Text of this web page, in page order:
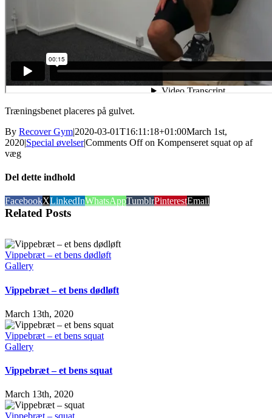
Træningsbenet placeres på gulvet.
By Recover Gym|2020-03-01T16:11:18+01:00March 1st,
2020|Special øvelser|Comments Offon Kompenseret squat op af
væg
Del dette indhold
FacebookXLinkedInWhatsAppTumblrPinterestEmail
Related Posts
Vippebræt – et bens dødløft
Gallery
Vippebræt – et bens dødløft
March 13th, 2020
Vippebræt – et bens squat
Gallery
Vippebræt – et bens squat
March 13th, 2020